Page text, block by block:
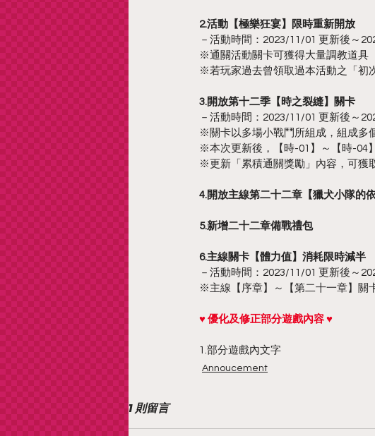
2.活動【極樂狂宴】限時重新開放
－活動時間：2023/11/01 更新後～
※通關活動關卡可獲得大量調教道具
※若玩家過去曾領取過本活動之「初
3.開放第十二季【時之裂縫】關卡
－活動時間：2023/11/01 更新後～
※關卡以多場小戰鬥所組成，組成多
※本次更新後，【時-01】～【時-04
※更新「累積通關獎勵」內容，可獲
4.開放主線第二十二章【獵犬小隊的依
5.新增二十二章備戰禮包
6.主線關卡【體力值】消耗限時減半
－活動時間：2023/11/01 更新後～
※主線【序章】～【第二十一章】關
♥ 優化及修正部分遊戲內容 ♥
1.部分遊戲內文字
Annoucement
1 則留言